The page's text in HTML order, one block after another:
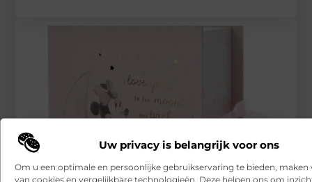
Uw privacy is belangrijk voor ons
Om u een optimale en persoonlijke gebruikservaring te bieden, maken
van cookies en vergelijkbare technologieën. Deze helpen ons om